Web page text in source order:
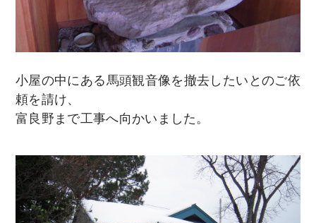
小屋の中にある馬頭観音像を撤去したいとのご依
頼を請け、
富良野まで工事へ向かいました。